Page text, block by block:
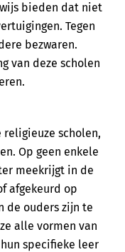
bieden dat niet
Tegen
bezwaren.
van deze scholen
religieuze scholen,
Op geen enkele
meekrijgt in de
afgekeurd op
de ouders zijn te
alle vormen van
specifieke leer